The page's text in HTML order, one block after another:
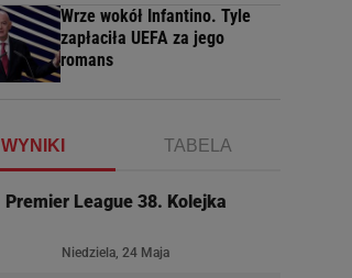
Wrze wokół Infantino. Tyle
zapłaciła UEFA za jego
romans
WYNIKI TABELA
Premier League 38. Kolejka
Niedziela, 24 Maja